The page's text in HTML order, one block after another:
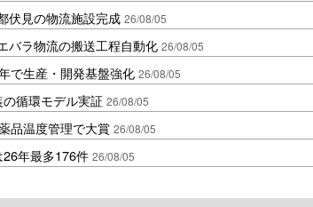
伏見の物流施設完成 26/08/05
バラ物流の搬送工程自動化 26/08/05
で生産・開発基盤強化 26/08/05
循環モデル実証 26/08/05
品温度管理で大賞 26/08/05
年最多176件 26/08/05